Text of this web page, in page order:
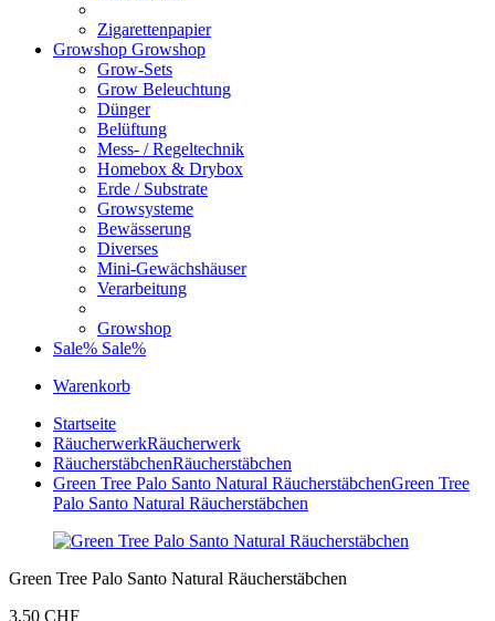
Zigarettenpapier
Growshop Growshop
Grow-Sets
Grow Beleuchtung
Dünger
Belüftung
Mess- / Regeltechnik
Homebox & Drybox
Erde / Substrate
Growsysteme
Bewässerung
Diverses
Mini-Gewächshäuser
Verarbeitung
Growshop
Sale% Sale%
Warenkorb
Startseite
RäucherwerkRäucherwerk
RäucherstäbchenRäucherstäbchen
Green Tree Palo Santo Natural RäucherstäbchenGreen Tree
Palo Santo Natural Räucherstäbchen
Green Tree Palo Santo Natural Räucherstäbchen
3,50 CHF